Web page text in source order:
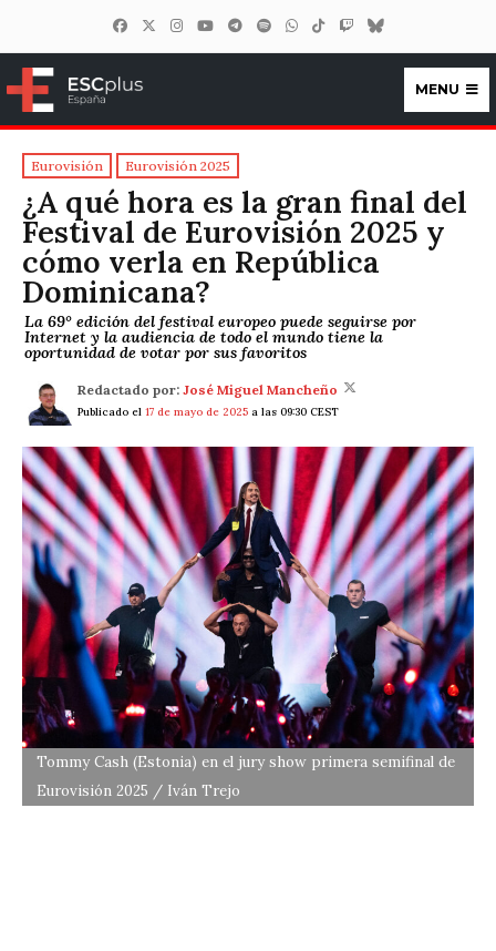
ESCplus España
MENU
Eurovisión Eurovisión 2025
¿A qué hora es la gran final del
Festival de Eurovisión 2025 y
cómo verla en República
Dominicana?
La 69° edición del festival europeo puede seguirse por
Internet y la audiencia de todo el mundo tiene la
oportunidad de votar por sus favoritos
Redactado por: José Miguel Mancheño
Publicado el 17 de mayo de 2025 a las 09:30 CEST
Tommy Cash (Estonia) en el jury show primera semifinal de
Eurovisión 2025 / Iván Trejo